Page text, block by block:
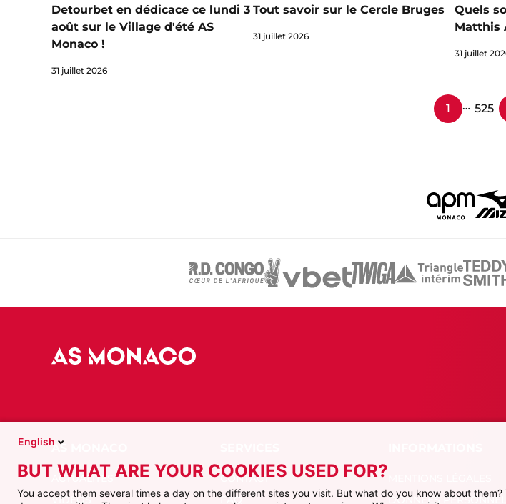
Detourbet en dédicace ce lundi 3
août sur le Village d'été AS
Monaco !
31 juillet 2026
Tout savoir sur le Cercle Bruges
31 juillet 2026
Quels
Matthis
31 juillet
1 … 525
ACTUALITÉS
VIDÉOS
CONTACT
FAQ
DONNÉES
English
BUT WHAT ARE YOUR COOKIES USED FOR?
You accept them several times a day on the different sites you visit. But what do you know about